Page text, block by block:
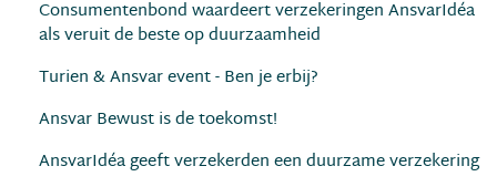
Consumentenbond waardeert verzekeringen AnsvarIdéa
als veruit de beste op duurzaamheid
Turien & Ansvar event - Ben je erbij?
Ansvar Bewust is de toekomst!
AnsvarIdéa geeft verzekerden een duurzame verzekering